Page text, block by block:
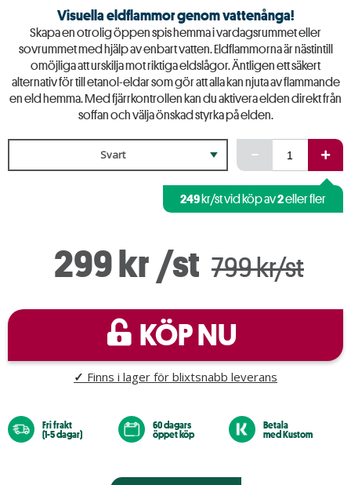
Visuella eldflammor genom vattenånga!
Skapa en otrolig öppen spis hemma i vardagsrummet eller
sovrummet med hjälp av enbart vatten. Eldflammorna är nästintill
omöjliga att urskilja mot riktiga eldslågor. Äntligen ett säkert
alternativ för till etanol-eldar som gör att alla kan njuta av flammande
en eld hemma. Med fjärrkontrollen kan du aktivera elden direkt från
soffan och välja önskad styrka på elden.
Svart
249kr/st vid köp av2eller fler
299 kr/st 799 kr/st
KÖP NU
✓ Finns i lager för blixtsnabb leverans
Fri frakt
(1-5 dagar)
60 dagars
öppet köp
Betala
med Kustom